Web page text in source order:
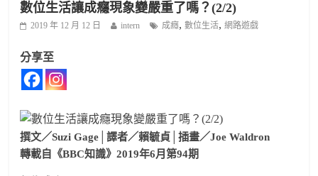
數位生活讓成癮現象變嚴重了嗎？(2/2)
2019 年 12 月 12 日 intern 成癮,數位生活,網路遊戲
分享至
撰文／Suzi Gage│譯者／賴毓貞│插畫／Joe Waldron
轉載自《BBC知識》2019年6月第94期